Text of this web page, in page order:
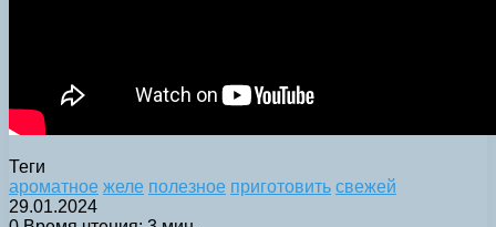
Теги
ароматное желе полезное приготовить свежей
29.01.2024